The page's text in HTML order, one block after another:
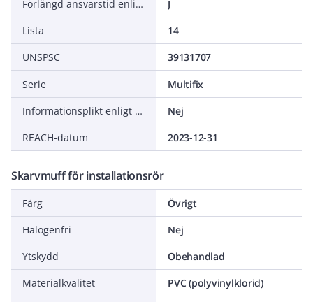
Förlängd ansvarstid enligt ALEM-09
J
Lista
14
UNSPSC
39131707
Serie
Multifix
Informationsplikt enligt REACH
Nej
REACH-datum
2023-12-31
Skarvmuff för installationsrör
Färg
Övrigt
Halogenfri
Nej
Ytskydd
Obehandlad
Materialkvalitet
PVC (polyvinylklorid)